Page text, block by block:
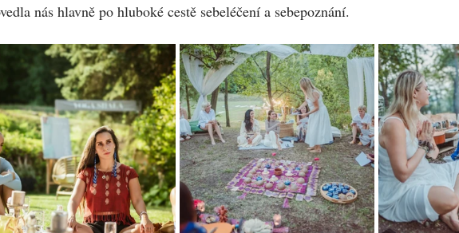
nás hlavně po hluboké cestě sebeléčení a sebepoznání.